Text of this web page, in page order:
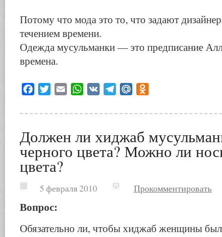
Потому что мода это то, что задают
течением времени.
Одежда мусульманки — это предписание
времена.
Facebook
Twitter Email WhatsApp
VK TelegramMail.Ru
Должен ли хиджаб
черного цвета? Можно ли
цвета?
5 февраля 2010 Прокомментировать
Вопрос:
Обязательно ли, чтобы хиджаб женщины был